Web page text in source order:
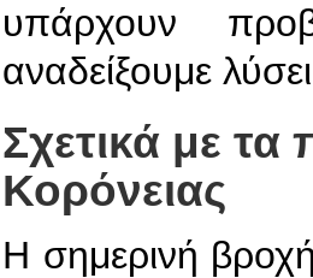
υπάρχουν
αναδείξουμε
Σχετικά με
Κορόνειας
Η σημερινή